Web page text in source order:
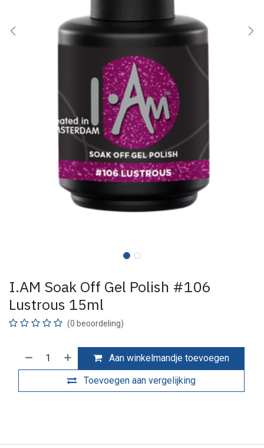
I.AM Soak Off Gel Polish #106
Lustrous 15ml
(0 beoordeling)
Aan winkelmandje toevoegen
Toevoegen aan vergelijking